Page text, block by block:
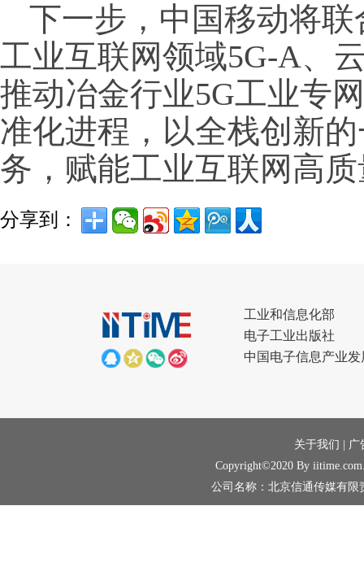
下一步，中国移动将
工业互联网领域5G-A、
推动冶金行业5G工业专
准化进程，以全栈创新
务，赋能工业互联网高
分享到：